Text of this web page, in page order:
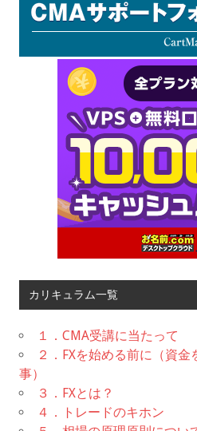
カリキュラム一覧
１．CMA受講に当たって
２．FXを始める前に（資
事）
３．FXとは？
４．トレードのキホン